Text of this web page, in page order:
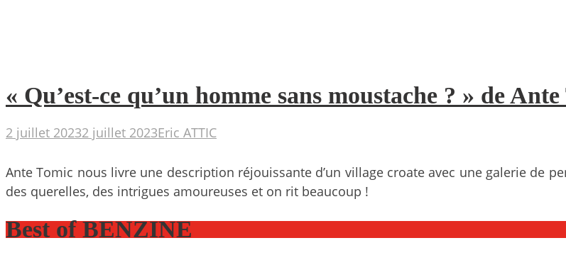
« Qu’est-ce qu’un homme sans moustache ? » de
2 juillet 20232 juillet 2023Eric ATTIC
Ante Tomic nous livre une description réjouissante d’un village croate avec une galerie de
des querelles, des intrigues amoureuses et on rit beaucoup !
Best of BENZINE